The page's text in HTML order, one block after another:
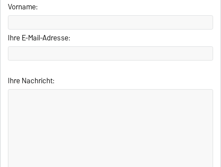
Vorname:
Ihre E-Mail-Adresse:
Ihre Nachricht: